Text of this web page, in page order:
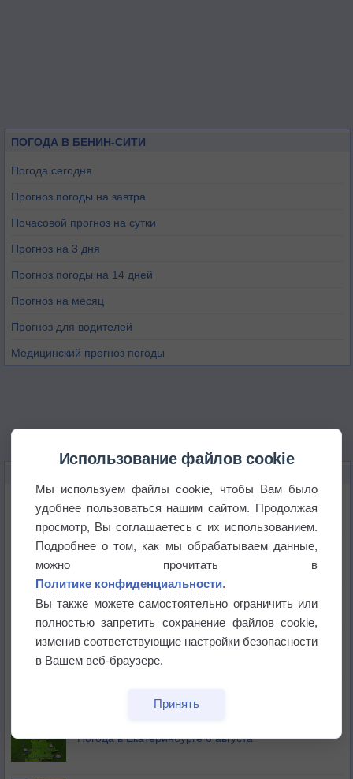
ПОГОДА В БЕНИН-СИТИ
Погода сегодня
Прогноз погоды на завтра
Почасовой прогноз на сутки
Прогноз на 3 дня
Прогноз погоды на 14 дней
Прогноз на месяц
Прогноз для водителей
Медицинский прогноз погоды
Космическая погода влияет на транспорт
Приложение построит маршрут через тень
Атмосфера начала замерзать
В Приморье обнаружены морские волны тепла
Погода в Екатеринбурге 6 августа
Использование файлов cookie
Мы используем файлы cookie, чтобы Вам было
удобнее пользоваться нашим сайтом. Продолжая
просмотр, Вы соглашаетесь с их использованием.
Подробнее о том, как мы обрабатываем данные,
можно прочитать в
Политике конфиденциальности.
Вы также можете самостоятельно ограничить или
полностью запретить сохранение файлов cookie,
изменив соответствующие настройки безопасности
в Вашем веб-браузере.
Принять